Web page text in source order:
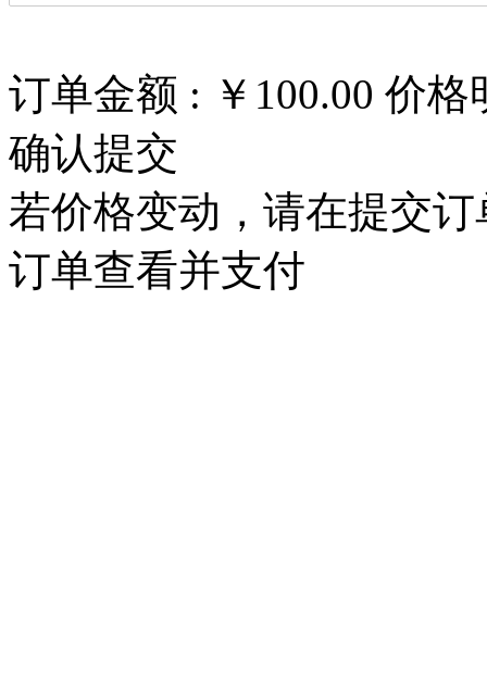
订单金额 : ￥100.00 价格
确认提交
若价格变动，请在提交
订单查看并支付